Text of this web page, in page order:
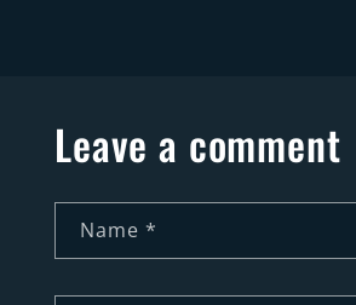
Leave a comment
Name *